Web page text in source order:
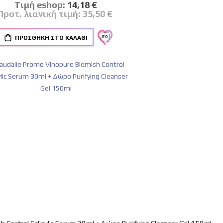
Tιμή eshop: Ειδική
Τιμή
14,18 €
λιανική τιμή: 35,50 €
ΠΡΟΣΘΉΚΗ ΣΤΟ ΚΑΛΆΘΙ